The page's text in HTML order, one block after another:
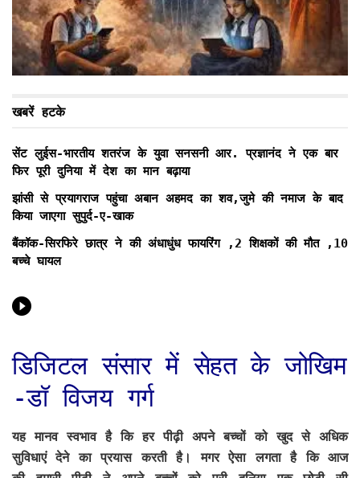
खबरें हटके
सेंट लुईस-भारतीय शतरंज के युवा सनसनी आर. प्रज्ञानंद ने एक बार
फिर पूरी दुनिया में देश का मान बढ़ाया
झांसी से प्रयागराज पहुंचा अबान अहमद का शव,जुमे की नमाज के बाद
किया जाएगा सुपुर्द-ए-खाक
बैंकॉक-सिरफिरे छात्र ने की अंधाधुंध फायरिंग ,2 शिक्षकों की मौत ,10
बच्चे घायल
डिजिटल संसार में सेहत के जोखिम
-डॉ विजय गर्ग
यह मानव स्वभाव है कि हर पीढ़ी अपने बच्चों को खुद से अधिक
सुविधाएं देने का प्रयास करती है। मगर ऐसा लगता है कि आज